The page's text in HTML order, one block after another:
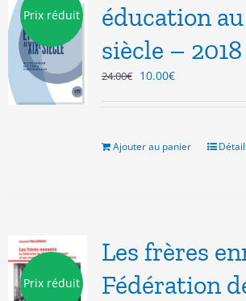
Prix réduit
éducation
siècle – 2018
24.00€ Le
24.00€.
10.00€Le
10.00€.
Ajouter au panier
Prix réduit
Les frères
Fédération